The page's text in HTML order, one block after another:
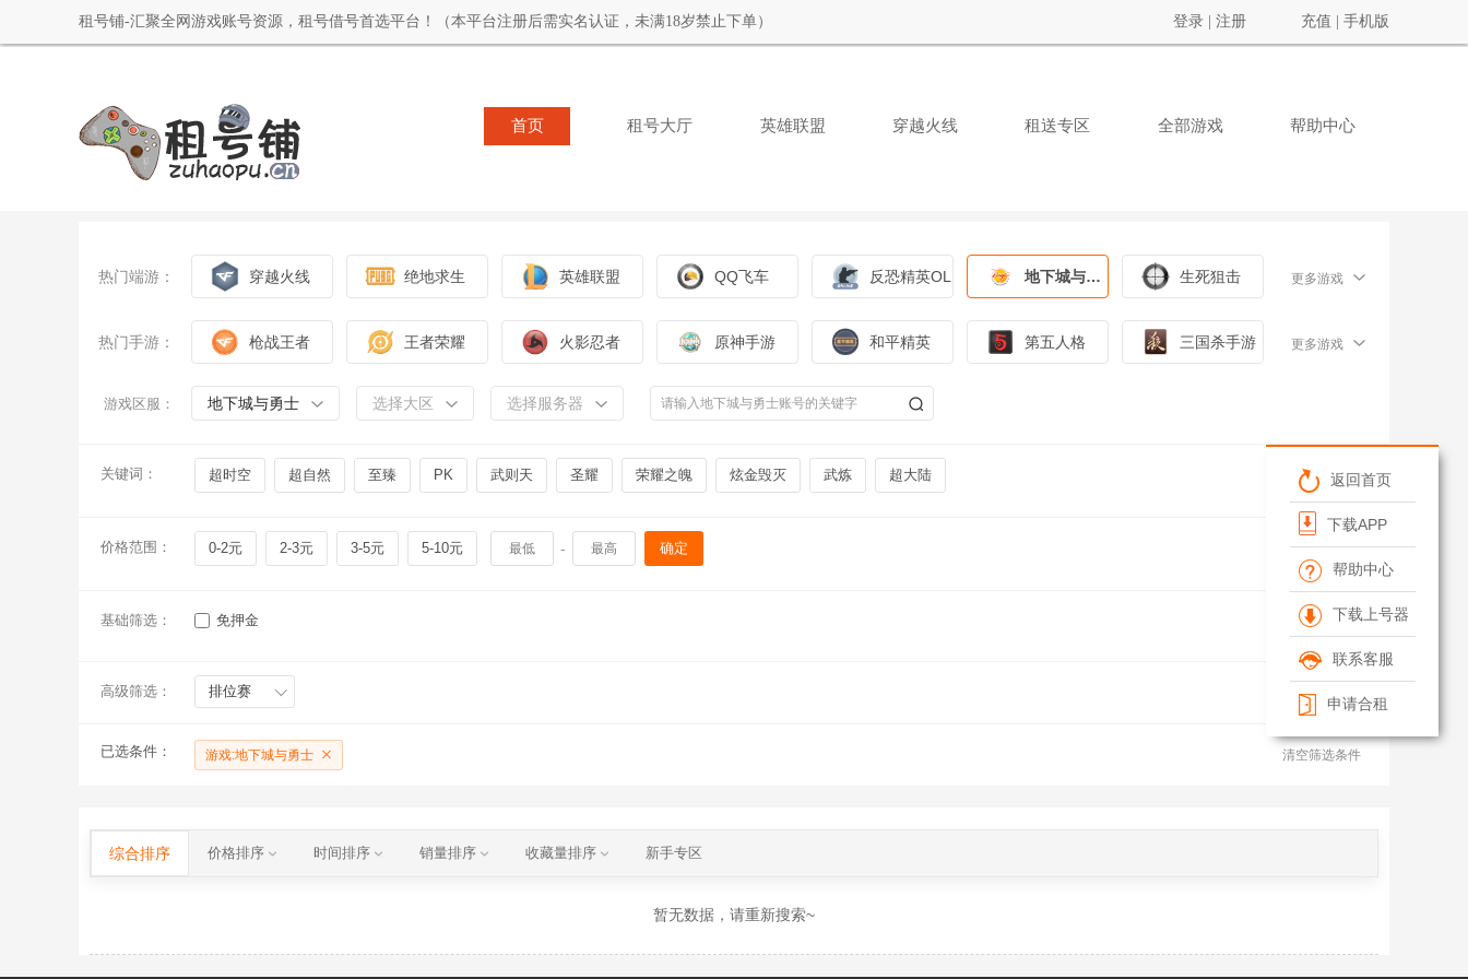
租号铺-汇聚全网游戏账号资源，租号借号首选平台！（本平台注册后需实名认证，未满18岁禁止下单） 登录 注册 充值 手机版
首页 租号大厅 英雄联盟 穿越火线 租送专区 全部游戏 帮助中心
返回首页
下载APP
帮助中心
下载上号器
联系客服
申请合租
热门端游： 穿越火线 绝地求生 英雄联盟 QQ飞车 反恐精英OL 地下城与勇士 生死狙击 更多游戏
热门手游： 枪战王者 王者荣耀 火影忍者 原神手游 和平精英 第五人格 三国杀手游 更多游戏
游戏区服： 地下城与勇士 选择大区 选择服务器
关键词： 超时空 超自然 至臻 PK 武则天 圣耀 荣耀之魄 炫金毁灭 武炼 超大陆
价格范围： 0-2元 2-3元 3-5元 5-10元 - 确定
基础筛选： 免押金
高级筛选： 排位赛
已选条件： 游戏:地下城与勇士 清空筛选条件
综合排序 价格排序 时间排序 销量排序 收藏量排序 新手专区
暂无数据，请重新搜索~